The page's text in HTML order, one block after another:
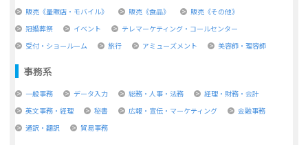
販売《量販店・モバイル》
販売《食品》
販売《その他》
冠婚葬祭
イベント
テレマーケティング・コールセンター
受付・ショールーム
旅行 アミューズメント 美容師・理容師
事務系
一般事務 データ入力 総務・人事・法務
経理・財務・会計
英文事務・経理
秘書 広報・宣伝・マーケティング
金融事務
通訳・翻訳
貿易事務